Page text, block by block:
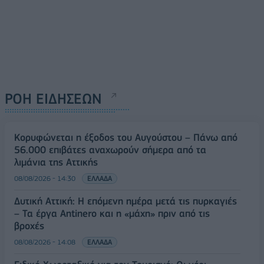
ΡΟΗ ΕΙΔΗΣΕΩΝ
Κορυφώνεται η έξοδος του Αυγούστου – Πάνω από
56.000 επιβάτες αναχωρούν σήμερα από τα
λιμάνια της Αττικής
08/08/2026 - 14:30 ΕΛΛΑΔΑ
Δυτική Αττική: Η επόμενη ημέρα μετά τις πυρκαγιές
– Τα έργα Antinero και η «μάχη» πριν από τις
βροχές
08/08/2026 - 14:08 ΕΛΛΑΔΑ